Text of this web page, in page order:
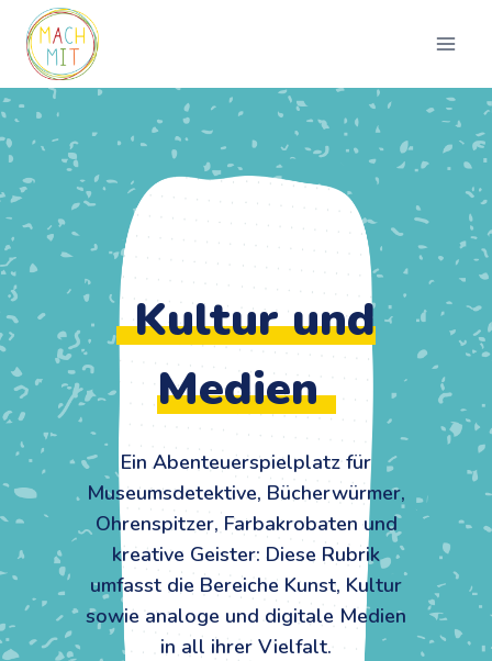
Zum
Inhalt
springen
Kultur und
Medien
Ein Abenteuerspielplatz für
Museumsdetektive, Bücherwürmer,
Ohrenspitzer, Farbakrobaten und
kreative Geister: Diese Rubrik
umfasst die Bereiche Kunst, Kultur
sowie analoge und digitale Medien
in all ihrer Vielfalt.